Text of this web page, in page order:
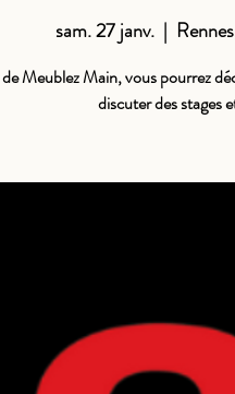
sam. 27 janv.
  |
Meublez Main, vous pourrez
discuter des stages